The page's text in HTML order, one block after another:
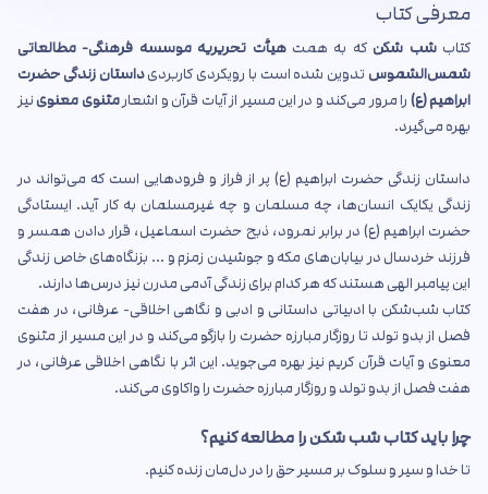
معرفی کتاب
کتابشب شکن که به همتهیأت تحریریه موسسه فرهنگی- مطالعاتی
شمس‌الشموس تدوین شده است با رویکردی کاربردیداستان زندگی حضرت
ابراهیم (ع) را مرور می‌کند و در این مسیر از آیات قرآن و اشعار مثنوی معنوی نیز
بهره می‌گیرد.
داستان زندگی حضرت ابراهیم (ع) پر از فراز و فرودهایی است که می‌تواند در
زندگی یکایک انسان‌ها، چه مسلمان و چه غیرمسلمان به کار آید. ایستادگی
حضرت ابراهیم (ع) در برابر نمرود، ذبح حضرت اسماعیل، قرار دادن همسر و
فرزند خردسال در بیابان‌های مکه و جوشیدن زمزم و ... بزنگاه‌های خاص زندگی
این پیامبر الهی هستند که هر کدام برای زندگی آدمی مدرن نیز درس‌ها دارند.
کتاب شب‌شکن با ادبیاتی داستانی و ادبی و نگاهی اخلاقی- عرفانی، در هفت
فصل از بدو تولد تا روزگار مبارزه حضرت را بازگو می‌کند و در این مسیر از مثنوی
معنوی و آیات قرآن کریم نیز بهره می‌جوید. این اثر با نگاهی اخلاقی عرفانی، در
هفت فصل از بدو تولد و روزگار مبارزه حضرت را واکاوی می‌کند.
چرا باید کتاب شب شکن را مطالعه کنیم؟
تا خدا و سیر و سلوک بر مسیر حق را در دل‌مان زنده کنیم.